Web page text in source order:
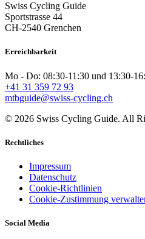
Swiss Cycling Guide
Sportstrasse 44
CH-2540 Grenchen
Erreichbarkeit
Mo - Do: 08:30-11:30 und 13:30-
+41 31 359 72 93
mtbguide@swiss-cycling.ch
© 2026 Swiss Cycling Guide. All
Rechtliches
Impressum
Datenschutz
Cookie-Richtlinien
Cookie-Zustimmung
Social Media